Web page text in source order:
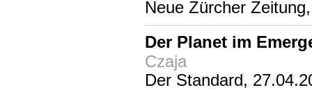
Neue Zürcher
Der Planet im
Czaja
Der Standard,